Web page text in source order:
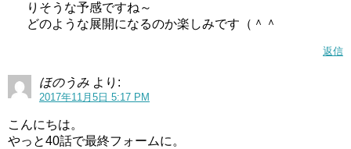
りそうな予感ですね～
どのような展開になるのか楽しみです（＾＾
返信
ほのうみ より:
2017年11月5日 5:17 PM
こんにちは。
やっと40話で最終フォームに。